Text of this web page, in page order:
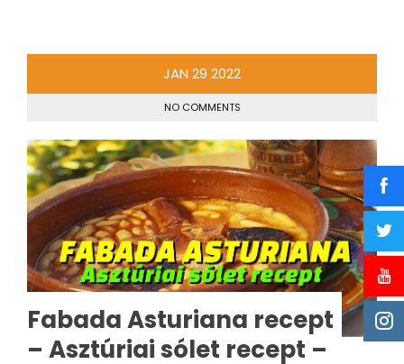
JAN 29 2022
NO COMMENTS
Fabada Asturiana recept
– Asztúriai sólet recept –